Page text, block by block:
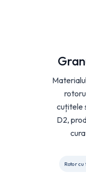
cuțitele
D2,
Rotor